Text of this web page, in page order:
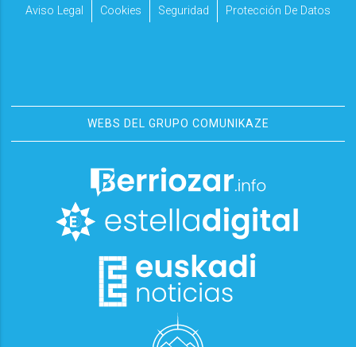
Aviso Legal
Cookies Seguridad Protección De Datos
WEBS DEL GRUPO COMUNIKAZE